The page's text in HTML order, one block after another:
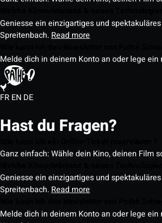
Geniesse ein einzigartiges und
Spreitenbach. Read more
Melde dich in deinem Konto an oder lege
FR EN DE
Hast du Fragen?
Ganz einfach: Wähle dein Kino, deinen Film
Geniesse ein einzigartiges und
Spreitenbach. Read more
Melde dich in deinem Konto an oder lege